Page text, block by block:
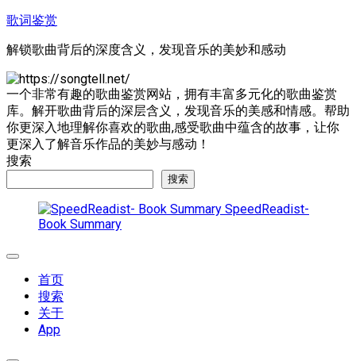
跳
内
容
歌词鉴赏
解锁歌曲背后的深度含义，发现音乐的美妙和感动
一个非常有趣的歌曲鉴赏网站，拥有丰富多元化的歌曲鉴赏
库。解开歌曲背后的深层含义，发现音乐的美感和情感。帮助
你更深入地理解你喜欢的歌曲,感受歌曲中蕴含的故事，让你
更深入了解音乐作品的美妙与感动！
搜索
搜索
SpeedReadist-
Book Summary
展
首页
搜索
关于
App